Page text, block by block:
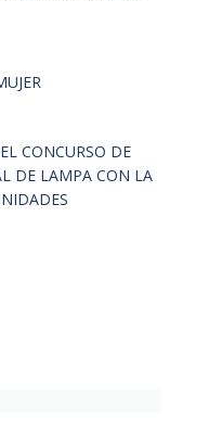
CONCURSO DE
DE LAMPA CON LA